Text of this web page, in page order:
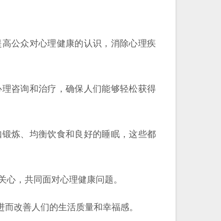
公众对心理健康的认识，消除心理疾
咨询和治疗，确保人们能够轻松获得
炼、均衡饮食和良好的睡眠，这些都
心，共同面对心理健康问题。
改善人们的生活质量和幸福感。